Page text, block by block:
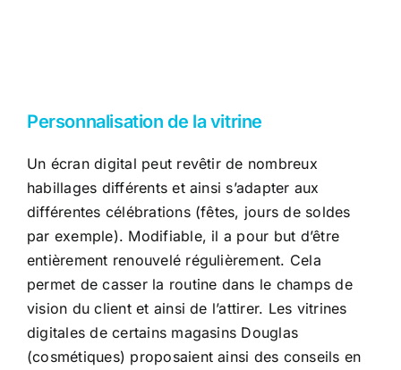
Personnalisation de la vitrine
Un écran digital peut revêtir de nombreux
habillages différents et ainsi s’adapter aux
différentes célébrations (fêtes, jours de soldes
par exemple). Modifiable, il a pour but d’être
entièrement renouvelé régulièrement. Cela
permet de casser la routine dans le champs de
vision du client et ainsi de l’attirer. Les vitrines
digitales de certains magasins Douglas
(cosmétiques) proposaient ainsi des conseils en